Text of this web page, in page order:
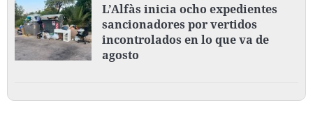
L’Alfàs inicia ocho expedientes
sancionadores por vertidos
incontrolados en lo que va de
agosto